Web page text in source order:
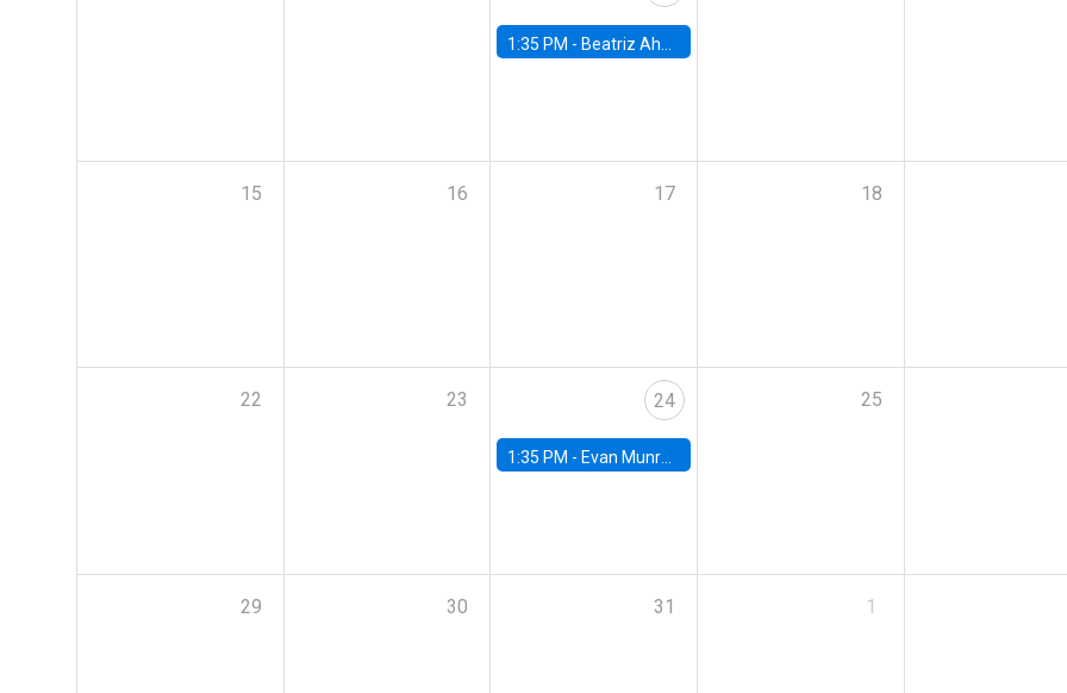
1:35 PM - Beatriz Ahumada, PhD candidate, Universidad de Pittsburgh
15 16 17 18
22 23 24
1:35 PM - Evan Munro, Neyman Visiting Assistant Professor in the Department of Statistics at UC Berkeley
25
29 30 31 1